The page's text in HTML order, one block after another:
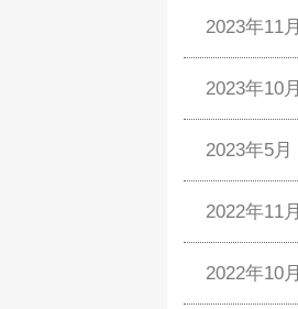
2023年11月
2023年10月
2023年5月
2022年11月
2022年10月